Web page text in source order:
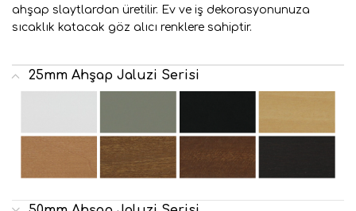
ahşap slaytlardan üretilir. Ev ve iş dekorasyonunuza
sıcaklık katacak göz alıcı renklere sahiptir.
25mm Ahşap Jaluzi Serisi